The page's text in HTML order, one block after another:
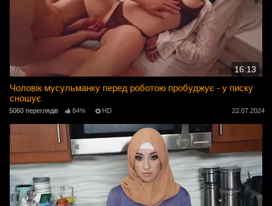
16:13
Чоловік мусульманку перед роботою пробуджує - у писку
сношує
5060 переглядів 84% HD 22.07.2024